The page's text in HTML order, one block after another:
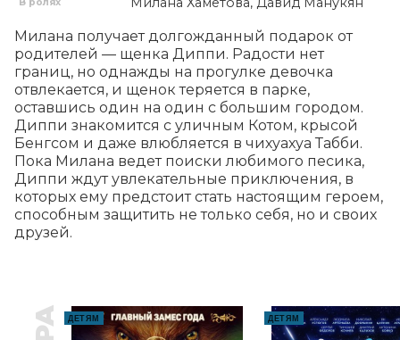
В ролях
Милана получает долгожданный подарок от
родителей — щенка Диппи. Радости нет
границ, но однажды на прогулке девочка
отвлекается, и щенок теряется в парке,
оставшись один на один с большим городом.
Диппи знакомится с уличным Котом, крысой
Бенгсом и даже влюбляется в чихуахуа Табби.
Пока Милана ведет поиски любимого песика,
Диппи ждут увлекательные приключения, в
которых ему предстоит стать настоящим героем,
способным защитить не только себя, но и своих
друзей.
ДЕТЯМ ДЕТЯМ